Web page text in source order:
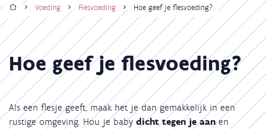
je
naar
op
zoek?
Kruimelpad
HomeVoeding Flesvoeding Hoe geef je flesvoeding?
Hoe geef je flesvoeding?
Als een flesje geeft, maak het je dan gemakkelijk in een
rustige omgeving. Hou je baby dicht tegen je aanen